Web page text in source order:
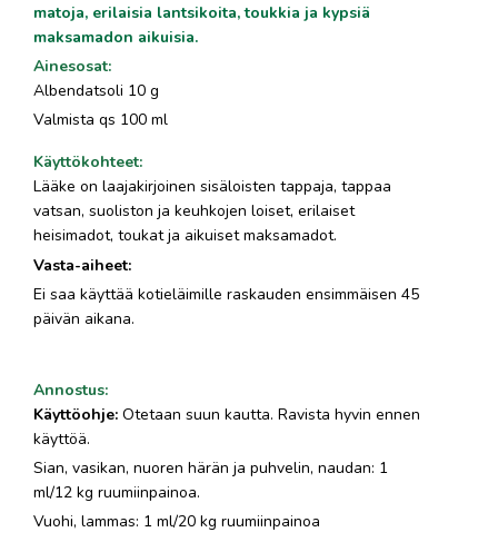
matoja, erilaisia lantsikoita, toukkia ja kypsiä
maksamadon aikuisia.
Ainesosat:
Albendatsoli 10 g
Valmista qs 100 ml
Käyttökohteet:
Lääke on laajakirjoinen sisäloisten tappaja, tappaa
vatsan, suoliston ja keuhkojen loiset, erilaiset
heisimadot, toukat ja aikuiset maksamadot.
Vasta-aiheet:
Ei saa käyttää kotieläimille raskauden ensimmäisen 45
päivän aikana.
Annostus:
Käyttöohje: Otetaan suun kautta. Ravista hyvin ennen
käyttöä.
Sian, vasikan, nuoren härän ja puhvelin, naudan: 1
ml/12 kg ruumiinpainoa.
Vuohi, lammas: 1 ml/20 kg ruumiinpainoa